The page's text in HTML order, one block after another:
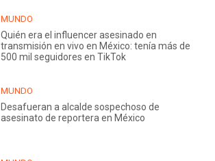
MUNDO
Quién era el influencer asesinado en
transmisión en vivo en México: tenía más de
500 mil seguidores en TikTok
MUNDO
Desafueran a alcalde sospechoso de
asesinato de reportera en México